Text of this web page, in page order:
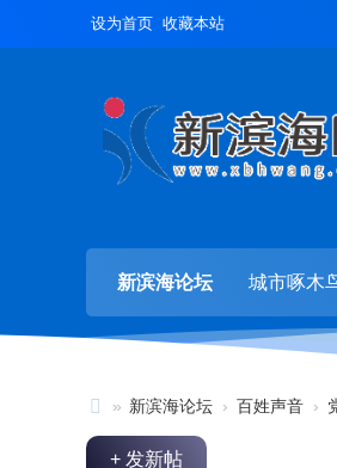
设为首页 收藏本站
新滨海论坛 城市啄木
新
» 新滨海论坛 › 百姓声音 ›
+ 发新帖